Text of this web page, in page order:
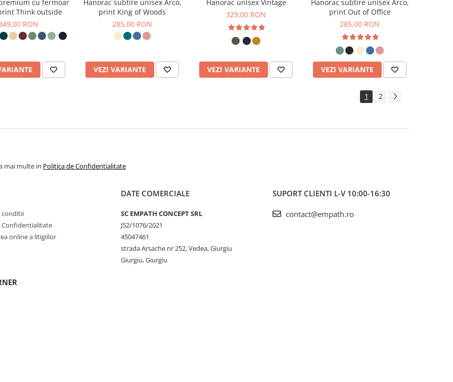
cu fermoar
Think outside
RON
Hanorac subtire unisex Arco,
print King of Woods
285,00 RON
VEZI VARIANTE
Hanorac unisex Vintage
329,00 RON
VEZI VARIANTE
Hanorac subtire unisex Arco,
print Out of Office
285,00 RON
VEZI VARIANTE
1 2
mai multe in Politica de Confidentialitate
conditii
Confidentialitate
online a litigiilor
DATE COMERCIALE
SC EMPATH CONCEPT SRL
J52/1076/2021
45047461
strada Arsache nr 252, Vedea, Giurgiu
Giurgiu, Giurgiu
SUPORT CLIENTI L-V 10:00-16:30
contact@empath.ro